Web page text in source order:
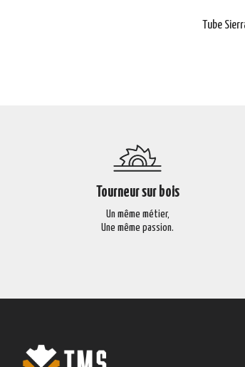
Tube
Tourneur sur bois
Un même métier,
Une même passion.